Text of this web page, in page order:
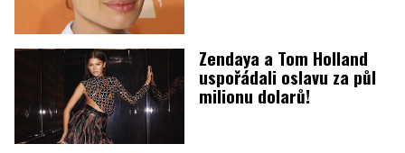
Zendaya a Tom Holland
uspořádali oslavu za půl
milionu dolarů!